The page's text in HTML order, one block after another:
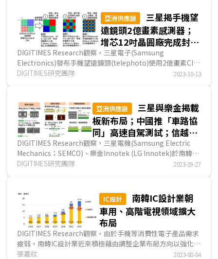
亞洲供應鏈
三星揭手機望
遠鏡頭2億畫素感測器；
增芯12吋晶圓廠完成封
頂；村田泰國被動元件新
廠或為車用布局
DIGITIMES Research觀察，三星電子(Samsung
Electronics)發布手機望遠鏡頭(telephoto)使用2億畫素CIS
(CMOS Image Sensor)的技術，惟須先克服成本、成像鋸齒...
DIGITIMES研究團隊 2023-10-13
亞洲供應鏈
三星與樂金揭載
板新布局；中國推「車路協
同」高速自駕測試；信越化
學攜沖電氣開發氮化鎵磊晶
DIGITIMES Research觀察，三星電機(Samsung Electric
Mechanics；SEMCO)、樂金Innotek (LG Innotek)於南韓最
大的印刷電路板(PCB)展KPCA (Korea Electro...
DIGITIMES研究團隊 2023-09-27
IC設計
南韓IC設計業朝
車用、高階電視領域擴大
布局
DIGITIMES Research觀察，由於手機等消費性電子產品需求
疲弱，南韓IC設計業近來積極藉由調整企業布局方向以強化營
運體質，如LX Semicon除擴大OLED面板驅動IC (...
張嘉紋 2023-08-04